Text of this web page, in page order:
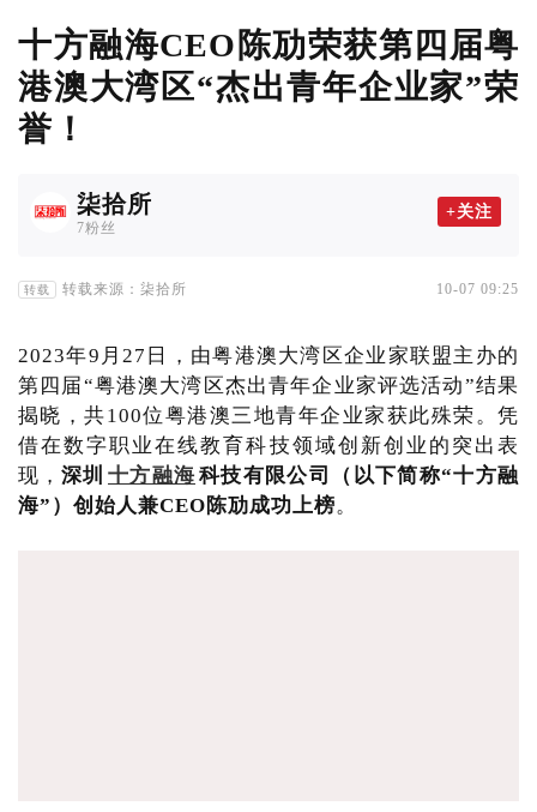
十方融海CEO陈劢荣获第四届粤
港澳大湾区“杰出青年企业家”荣
誉！
柒拾所
7粉丝
+关注
转载 转载来源：柒拾所 10-07 09:25
2023年9月27日，由粤港澳大湾区企业家联盟主办的
第四届“粤港澳大湾区杰出青年企业家评选活动”结果
揭晓，共100位粤港澳三地青年企业家获此殊荣。凭
借在数字职业在线教育科技领域创新创业的突出表
现， 深圳 十方融海 科技有限公司（以下简称“十方融
海”）创始人兼CEO陈劢成功上榜。